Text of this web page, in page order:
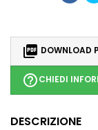
 DOWNLOAD
help_outlineCHIEDI
DESCRIZIONE